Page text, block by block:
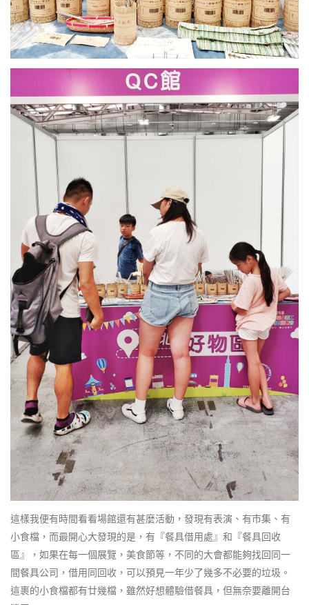
這樣我便有時間看看場館還有甚麼活動，發現有表演、有市集、有
小食檔，而最開心大發現的是，有『餐具借用處』和『餐具回收
區』，如果在每一個展覽，美食節等，不同的大會都能夠找回同一
間餐具公司，借用同回收，可以預見一年少了幾多不必要的垃圾。
這裹的小食檔都有廿幾檔，雖然好想體驗借餐具，但無奈要離開台